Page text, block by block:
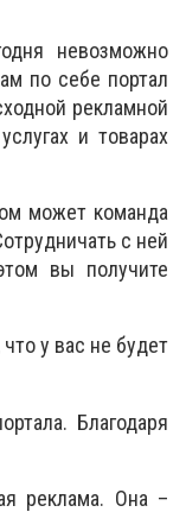
невозможно
по себе портал
рекламной
и товарах
может команда
с ней
вы получите
у вас не будет
Благодаря
реклама. Она –